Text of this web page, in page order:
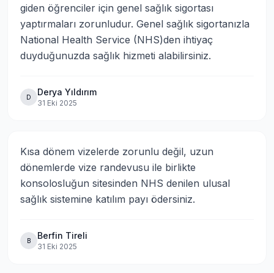
giden öğrenciler için genel sağlık sigortası
yaptırmaları zorunludur. Genel sağlık sigortanızla
National Health Service (NHS)den ihtiyaç
duyduğunuzda sağlık hizmeti alabilirsiniz.
D Derya Yıldırım
31 Eki 2025
Kısa dönem vizelerde zorunlu değil, uzun
dönemlerde vize randevusu ile birlikte
konsolosluğun sitesinden NHS denilen ulusal
sağlık sistemine katılım payı ödersiniz.
B Berfin Tireli
31 Eki 2025